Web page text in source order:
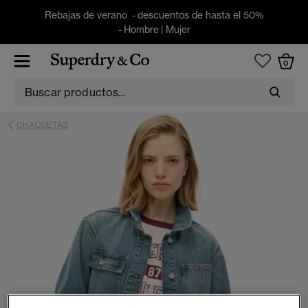
Rebajas de verano - descuentos de hasta el 50%
- Hombre| Mujer
0
CHAQUETAS